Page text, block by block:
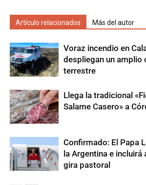
Artículo relacionados Más del autor
Voraz incendio en
despliegan un amplio
terrestre
Llega la tradicional
Salame Casero» a
Confirmado: El Papa
la Argentina e incluirá
gira pastoral